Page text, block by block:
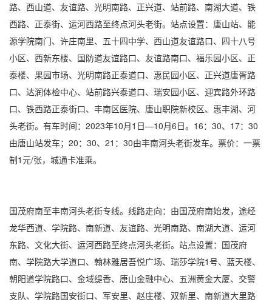
路、西山道、友谊路、光明南路、正兴道、站前路、南湖大道、铁
西路、正泰街、运河西路至终点河头老街。站点设置：唐山站、能
源学院南门、许庄南里、五十四中学、西山道友谊路口、四十八号
小区、西新东楼、国防道友谊路口、友谊路南口、福乐园小区、正
泰楼、果园市场、光明南路正泰道口、惠民园小区、正兴道唐胥路
口、达润体检中心、站前路兴泰道口、瑞安园小区、迎宾路外环路
口、铁西路正泰街口、丰南区医院、唐山职院新校区、惠丰湖、河
头老街。有车时间：2023年10月1日—10月6日。16：30、17：30
由唐山站发车；20：30、21：30由丰南河头老街发车。票价：一票
制1元/张，城通卡准乘。
国茂府南至丰南河头老街专线。线路走向：由国茂府南始发，途经
龙华西道、学院路、南新道、友谊路、光明南路、南湖大道、运河
东路、文化大街、运河西路至终点河头老街。站点设置：国茂府
南、学院路大学道口、翰林雅居吾悦广场、瑞莎学院1号、蓝天楼、
朝阳道学院路口、金域缇香、唐山金融中心、五洲黄金大厦、交警
支队、学院路国安街口、军安里、赵庄楼、双新里、南新道大里路